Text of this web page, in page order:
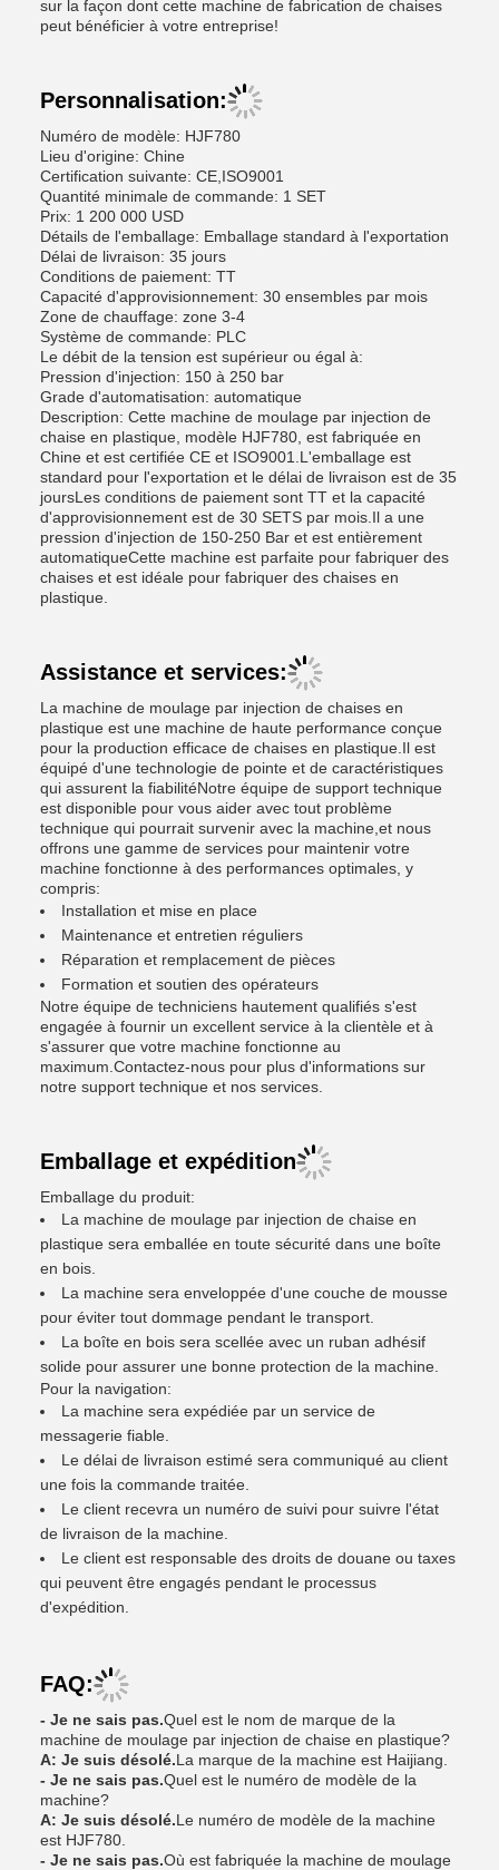
sur la façon dont cette machine de fabrication de chaises
peut bénéficier à votre entreprise!
Personnalisation:
Numéro de modèle: HJF780
Lieu d'origine: Chine
Certification suivante: CE,ISO9001
Quantité minimale de commande: 1 SET
Prix: 1 200 000 USD
Détails de l'emballage: Emballage standard à l'exportation
Délai de livraison: 35 jours
Conditions de paiement: TT
Capacité d'approvisionnement: 30 ensembles par mois
Zone de chauffage: zone 3-4
Système de commande: PLC
Le débit de la tension est supérieur ou égal à:
Pression d'injection: 150 à 250 bar
Grade d'automatisation: automatique
Description: Cette machine de moulage par injection de
chaise en plastique, modèle HJF780, est fabriquée en
Chine et est certifiée CE et ISO9001.L'emballage est
standard pour l'exportation et le délai de livraison est de 35
joursLes conditions de paiement sont TT et la capacité
d'approvisionnement est de 30 SETS par mois.Il a une
pression d'injection de 150-250 Bar et est entièrement
automatiqueCette machine est parfaite pour fabriquer des
chaises et est idéale pour fabriquer des chaises en
plastique.
Assistance et services:
La machine de moulage par injection de chaises en
plastique est une machine de haute performance conçue
pour la production efficace de chaises en plastique.Il est
équipé d'une technologie de pointe et de caractéristiques
qui assurent la fiabilitéNotre équipe de support technique
est disponible pour vous aider avec tout problème
technique qui pourrait survenir avec la machine,et nous
offrons une gamme de services pour maintenir votre
machine fonctionne à des performances optimales, y
compris:
Installation et mise en place
Maintenance et entretien réguliers
Réparation et remplacement de pièces
Formation et soutien des opérateurs
Notre équipe de techniciens hautement qualifiés s'est
engagée à fournir un excellent service à la clientèle et à
s'assurer que votre machine fonctionne au
maximum.Contactez-nous pour plus d'informations sur
notre support technique et nos services.
Emballage et expédition
Emballage du produit:
La machine de moulage par injection de chaise en
plastique sera emballée en toute sécurité dans une boîte
en bois.
La machine sera enveloppée d'une couche de mousse
pour éviter tout dommage pendant le transport.
La boîte en bois sera scellée avec un ruban adhésif
solide pour assurer une bonne protection de la machine.
Pour la navigation:
La machine sera expédiée par un service de
messagerie fiable.
Le délai de livraison estimé sera communiqué au client
une fois la commande traitée.
Le client recevra un numéro de suivi pour suivre l'état
de livraison de la machine.
Le client est responsable des droits de douane ou taxes
qui peuvent être engagés pendant le processus
d'expédition.
FAQ:
- Je ne sais pas.Quel est le nom de marque de la
machine de moulage par injection de chaise en plastique?
A: Je suis désolé.La marque de la machine est Haijiang.
- Je ne sais pas.Quel est le numéro de modèle de la
machine?
A: Je suis désolé.Le numéro de modèle de la machine
est HJF780.
- Je ne sais pas.Où est fabriquée la machine de moulage